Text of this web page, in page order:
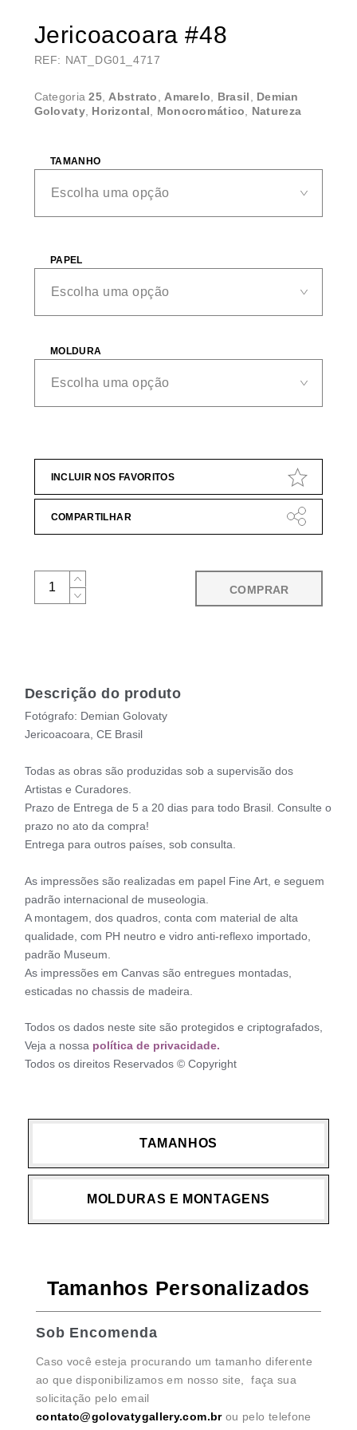
Jericoacoara #48
REF: NAT_DG01_4717
Categoria25, Abstrato Amarelo Brasil
Demian
Golovaty, Horizontal Monocromático Natureza
TAMANHO
PAPEL
MOLDURA
INCLUIR NOS FAVORITOS
COMPARTILHAR
COMPRAR
Descrição do produto
Fotógrafo: Demian Golovaty
Jericoacoara, CE Brasil
Todas as obras são produzidas sob a supervisão dos
Artistas e Curadores.
Prazo de Entrega de 5 a 20 dias para todo Brasil. Consulte o
prazo no ato da compra!
Entrega para outros países, sob consulta.
As impressões são realizadas em papel Fine Art, e seguem
padrão internacional de museologia.
A montagem, dos quadros, conta com material de alta
qualidade, com PH neutro e vidro anti-reflexo importado,
padrão Museum.
As impressões em Canvas são entregues montadas,
esticadas no chassis de madeira.
Todos os dados neste site são protegidos e criptografados,
Veja a nossa política de privacidade.
Todos os direitos Reservados © Copyright
TAMANHOS
MOLDURAS E MONTAGENS
Tamanhos Personalizados
Sob Encomenda
Caso você esteja procurando um tamanho diferente
ao que disponibilizamos em nosso site, faça sua
solicitação pelo email
contato@golovatygallery.com.brou pelo telefone